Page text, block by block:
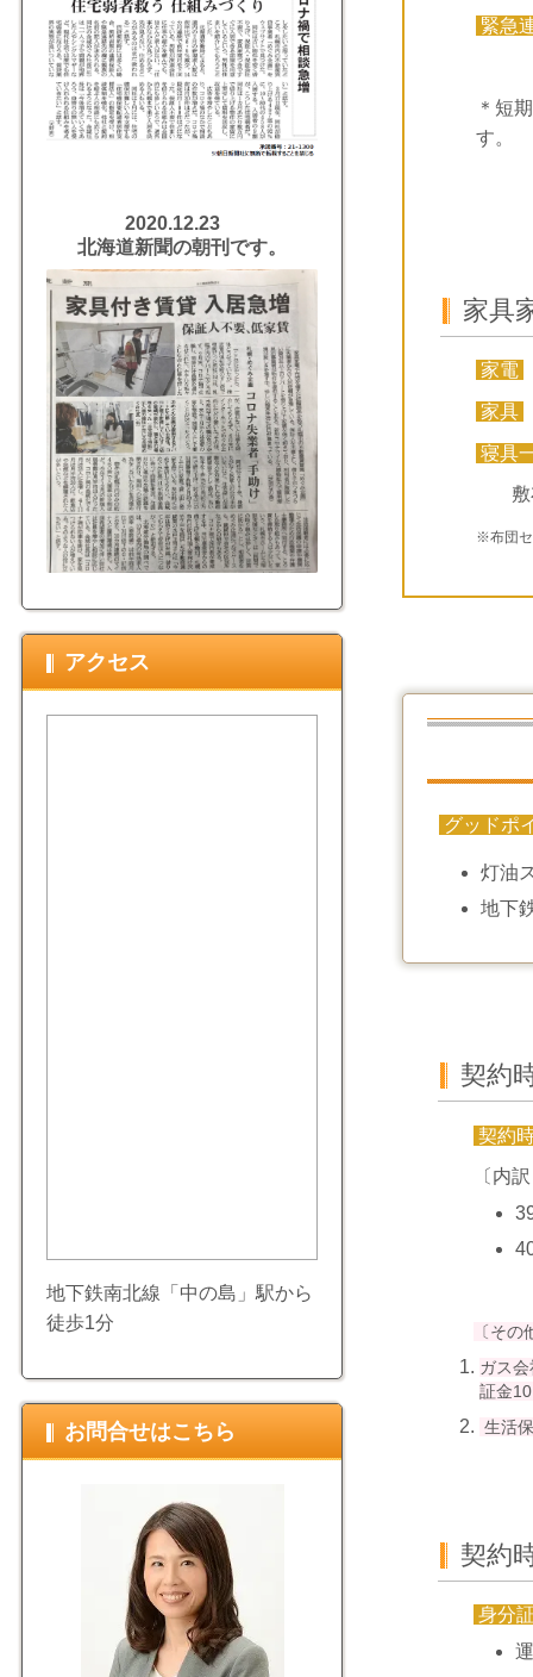
緊急
＊短
す。
家具
家電
家具
寝具
※布団セ
グッドポ
灯油
地下
契約
契約
〔内
〔そ
ガス
証金
生活
契約
身分
2020.12.23
北海道新聞の朝刊です。
アクセス
地下鉄南北線「中の島」駅から
徒歩1分
お問合せはこちら